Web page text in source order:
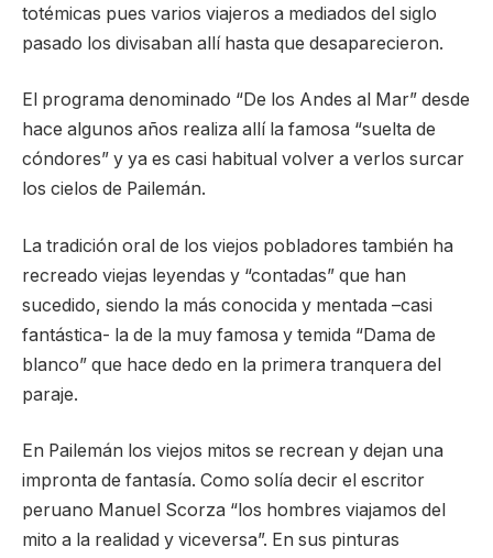
totémicas pues varios viajeros a mediados del siglo
pasado los divisaban allí hasta que desaparecieron.
El programa denominado “De los Andes al Mar” desde
hace algunos años realiza allí la famosa “suelta de
cóndores” y ya es casi habitual volver a verlos surcar
los cielos de Pailemán.
La tradición oral de los viejos pobladores también ha
recreado viejas leyendas y “contadas” que han
sucedido, siendo la más conocida y mentada –casi
fantástica- la de la muy famosa y temida “Dama de
blanco” que hace dedo en la primera tranquera del
paraje.
En Pailemán los viejos mitos se recrean y dejan una
impronta de fantasía. Como solía decir el escritor
peruano Manuel Scorza “los hombres viajamos del
mito a la realidad y viceversa”. En sus pinturas